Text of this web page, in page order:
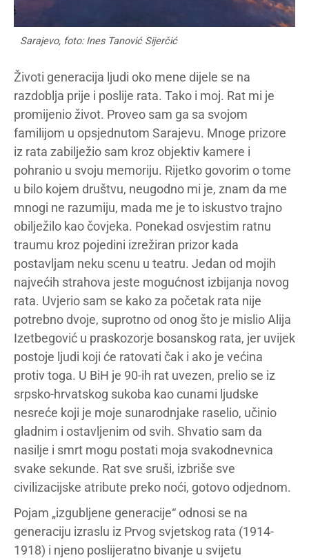
Sarajevo, foto: Ines Tanović Sijerčić
Životi generacija ljudi oko mene dijele se na
razdoblja prije i poslije rata. Tako i moj. Rat mi je
promijenio život. Proveo sam ga sa svojom
familijom u opsjednutom Sarajevu. Mnoge prizore
iz rata zabilježio sam kroz objektiv kamere i
pohranio u svoju memoriju. Rijetko govorim o tome
u bilo kojem društvu, neugodno mi je, znam da me
mnogi ne razumiju, mada me je to iskustvo trajno
obilježilo kao čovjeka. Ponekad osvjestim ratnu
traumu kroz pojedini izrežiran prizor kada
postavljam neku scenu u teatru. Jedan od mojih
najvećih strahova jeste mogućnost izbijanja novog
rata. Uvjerio sam se kako za početak rata nije
potrebno dvoje, suprotno od onog što je mislio Alija
Izetbegović u praskozorje bosanskog rata, jer uvijek
postoje ljudi koji će ratovati čak i ako je većina
protiv toga. U BiH je 90-ih rat uvezen, prelio se iz
srpsko-hrvatskog sukoba kao cunami ljudske
nesreće koji je moje sunarodnjake raselio, učinio
gladnim i ostavljenim od svih. Shvatio sam da
nasilje i smrt mogu postati moja svakodnevnica
svake sekunde. Rat sve sruši, izbriše sve
civilizacijske atribute preko noći, gotovo odjednom.
Pojam „izgubljene generacije“ odnosi se na
generaciju izraslu iz Prvog svjetskog rata (1914-
1918) i njeno poslijeratno bivanje u svijetu